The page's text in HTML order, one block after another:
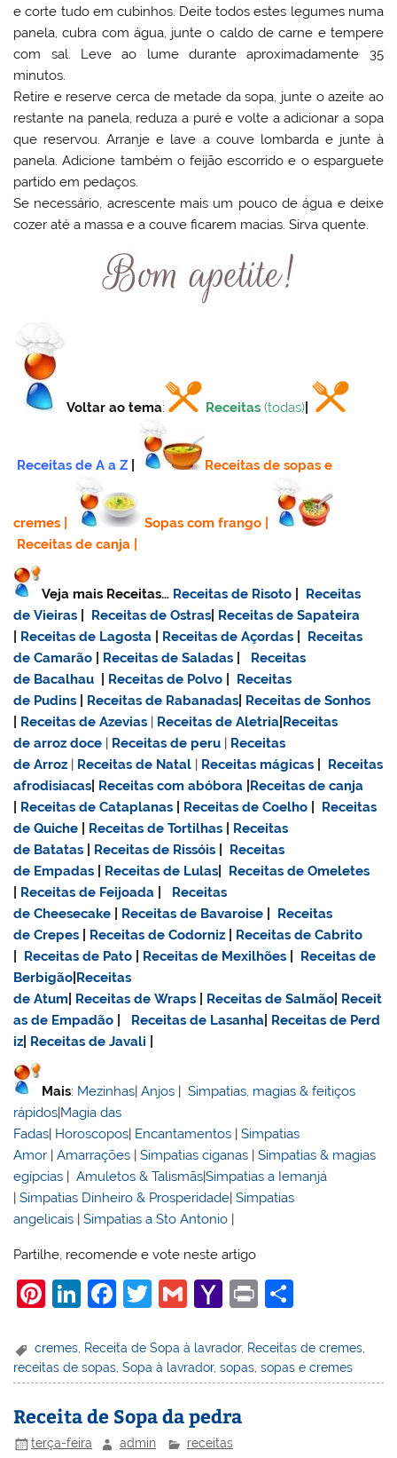
e corte tudo em cubinhos. Deite todos estes legumes numa
panela, cubra com água, junte o caldo de carne e tempere
com sal. Leve ao lume durante aproximadamente 35
minutos.
Retire e reserve cerca de metade da sopa, junte o azeite ao
restante na panela, reduza a puré e volte a adicionar a sopa
que reservou. Arranje e lave a couve lombarda e junte à
panela. Adicione também o feijão escorrido e o esparguete
partido em pedaços.
Se necessário, acrescente mais um pouco de água e deixe
cozer até a massa e a couve ficarem macias. Sirva quente.
Voltar ao tema: Receitas (todas)
Receitas de A a Z Receitas de sopas e
cremes Sopas com frango
Receitas de canja
Veja mais Receitas… Receitas de Risoto
Receitas
de Vieiras
Receitas de Ostras Receitas de Sapateira
Receitas de Lagosta Receitas de Açordas
Receitas
de Camarão
Receitas de Saladas
Receitas
de Bacalhau
Receitas de Polvo
Receitas
de Pudins
Receitas de Rabanadas Receitas de Sonhos
Receitas de Azevias | Receitas de Aletria Receitas
dearroz doce | Receitas de peru | Receitas
de Arroz | Receitas de Natal | Receitas mágicas
Receitas
afrodisiacas Receitas com abóbora Receitas de canja
Receitas de Cataplanas Receitas de Coelho
Receitas
de Quiche
Receitas de Tortilhas
Receitas
de Batatas
Receitas de Rissóis
Receitas
de Empadas
Receitas de Lulas
Receitas de Omeletes
Receitas de Feijoada
Receitas
de Cheesecake
Receitas de Bavaroise
Receitas
de Crepes
Receitas de Codorniz
Receitas de Cabrito
Receitas de Pato Receitas de Mexilhões
Receitas de
Berbigão Receitas
de Atum Receitas de Wraps Receitas de Salmão Receit
as de Empadão
Receitas de Lasanha Receitas de Perd
iz Receitas de Javali
Mais: Mezinhas |Anjos |Simpatias, magias & feitiços
rápidos Magia das
Fadas Horoscopos Encantamentos |Simpatias
Amor |Amarrações |Simpatias ciganas |Simpatias & magias
egípcias |Amuletos & Talismãs|Simpatias a Iemanjá
|Simpatias Dinheiro & Prosperidade |Simpatias
angelicais |Simpatias a Sto Antonio
Partilhe, recomende e vote neste artigo
Pi
er
e
st
Li
k
e
dI
n
F
c
e
b
o
T
itt
er
G
ai
l
Y
h
o
o
M
Pr
t
ar
e
cremes Receita de Sopa à lavrador, Receitas de cremes
receitas de sopas ,Sopa à lavrador,sopas ,sopas e cremes
Receita de Sopa da pedra
terça-feira admin receitas